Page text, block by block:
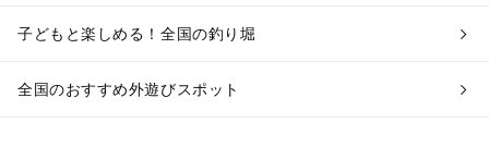
子どもと楽しめる！全国の釣り堀
全国のおすすめ外遊びスポット